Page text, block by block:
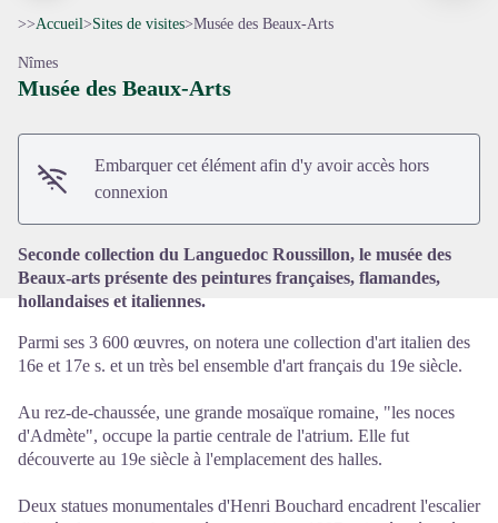
>>Accueil>Sites de visites>Musée des Beaux-Arts
Nîmes
Musée des Beaux-Arts
Embarquer cet élément afin d'y avoir accès hors
connexion
Seconde collection du Languedoc Roussillon, le musée des
Beaux-arts présente des peintures françaises, flamandes,
hollandaises et italiennes.
Parmi ses 3 600 œuvres, on notera une collection d'art italien des
16e et 17e s. et un très bel ensemble d'art français du 19e siècle.
Au rez-de-chaussée, une grande mosaïque romaine, "les noces
d'Admète", occupe la partie centrale de l'atrium. Elle fut
découverte au 19e siècle à l'emplacement des halles.
Deux statues monumentales d'Henri Bouchard encadrent l'escalier